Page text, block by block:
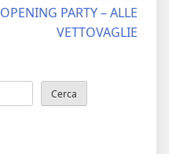
OPENING PARTY – ALLE
VETTOVAGLIE
Cerca